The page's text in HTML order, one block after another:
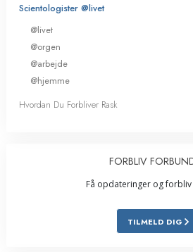
Scientologister @livet
@livet
@orgen
@arbejde
@hjemme
Hvordan Du Forbliver Rask
FORBLIV
Få opdateringer og forbliv
TILMELD DIG